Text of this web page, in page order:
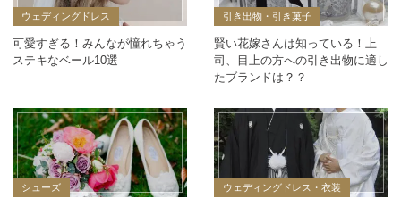
ウェディングドレス
可愛すぎる！みんなが憧れちゃう
ステキなベール10選
引き出物・引き菓子
賢い花嫁さんは知っている！上
司、目上の方への引き出物に適し
たブランドは？？
シューズ ウェディングドレス・衣装